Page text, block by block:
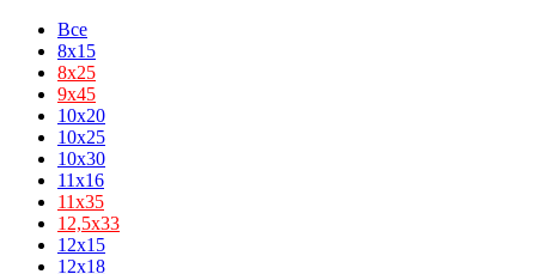
Все
8x15
8х25
9х45
10x20
10x25
10x30
11x16
11х35
12,5х33
12x15
12x18